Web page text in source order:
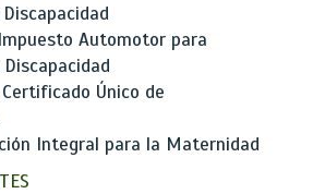
Automotor para
Único de
Integral para la Maternidad